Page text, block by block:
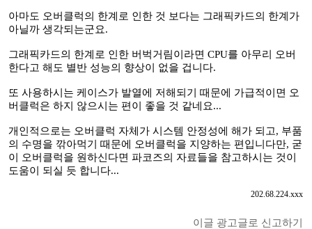
아마도 오버클럭의 한계로 인한 것 보다는 그래픽카드의 한계가
아닐까 생각되는군요.
그래픽카드의 한계로 인한 버벅거림이라면 CPU를 아무리 오버
한다고 해도 별반 성능의 향상이 없을 겁니다.
또 사용하시는 케이스가 발열에 저해되기 때문에 가급적이면 오
버클럭은 하지 않으시는 편이 좋을 것 같네요...
개인적으로는 오버클럭 자체가 시스템 안정성에 해가 되고, 부품
의 수명을 깎아먹기 때문에 오버클럭을 지양하는 편입니다만, 굳
이 오버클럭을 원하신다면 파코즈의 자료들을 참고하시는 것이
도움이 되실 듯 합니다...
202.68.224.xxx
이글 광고글로 신고하기